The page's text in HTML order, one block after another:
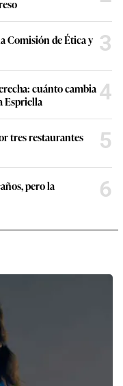
Comisión de Ética y 3
cuánto cambia
Espriella
4
tres restaurantes
5
pero la
6